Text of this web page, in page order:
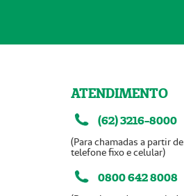
ATENDIMENTO
(62) 3216-8000
(Para chamadas a partir de
telefone fixo e celular)
0800 642 8008